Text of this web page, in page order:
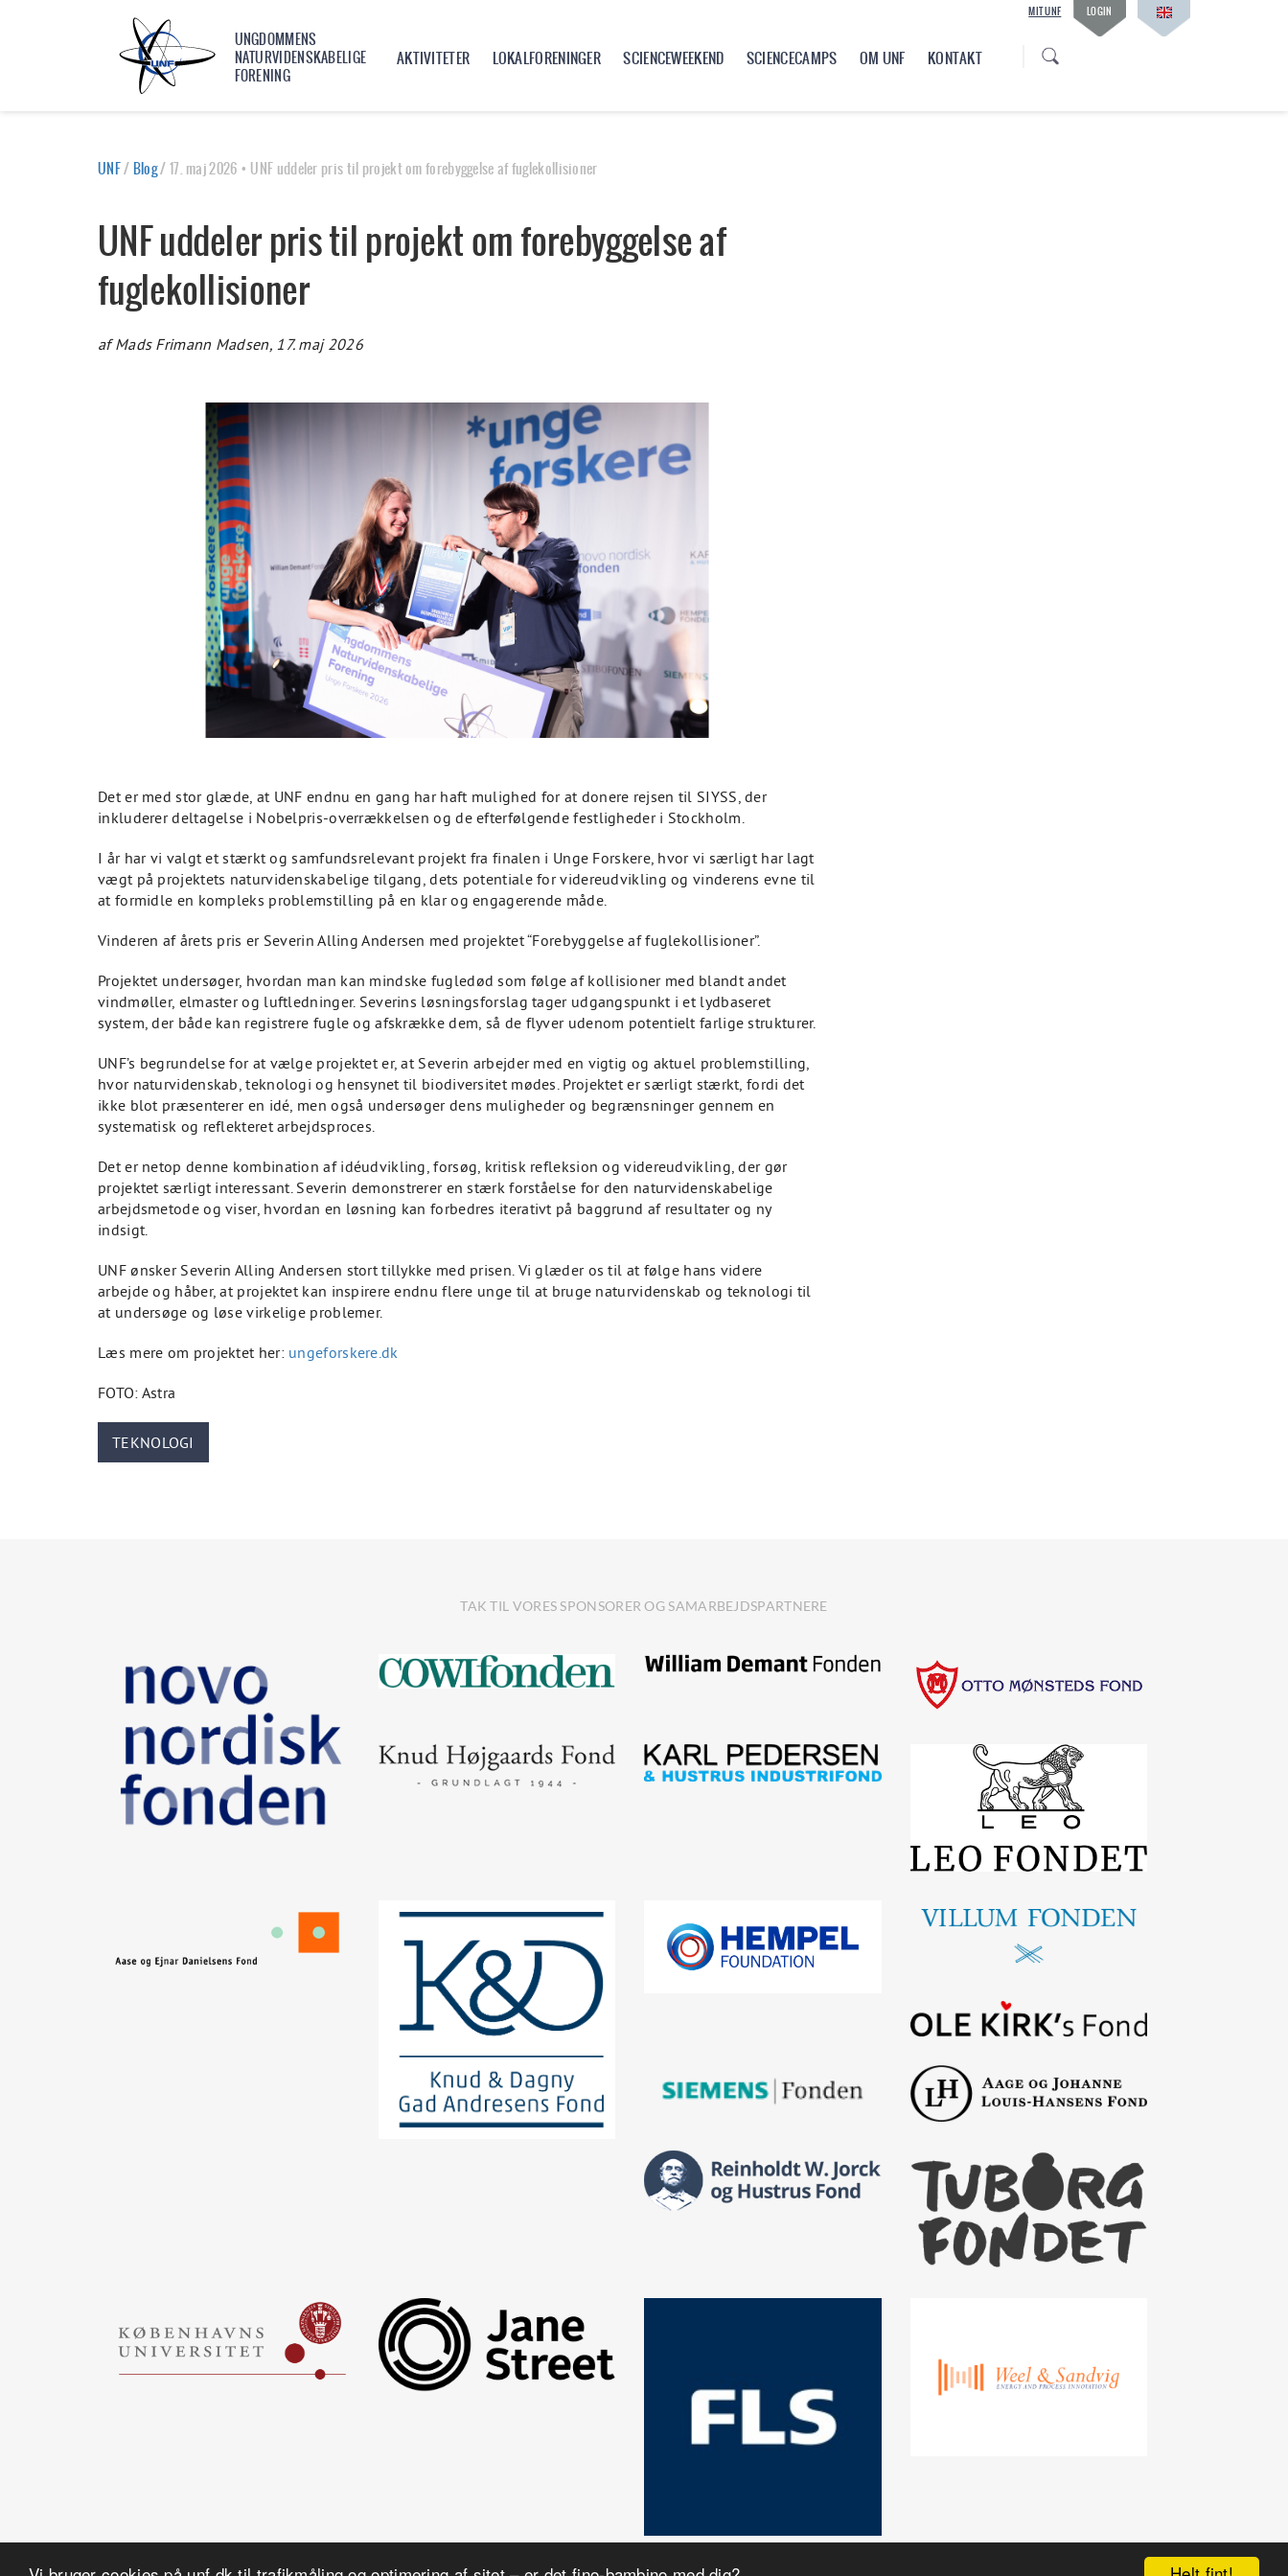
UNGDOMMENS
NATURVIDENSKABELIGE
FORENING
AKTIVITETER LOKALFORENINGER SCIENCEWEEKEND SCIENCECAMPS OM UNF KONTAKT
MIT UNF LOGIN
UNF/Blog/17. maj 2026 • UNF uddeler pris til projekt om forebyggelse af fuglekollisioner
UNF uddeler pris til projekt om forebyggelse af
fuglekollisioner
af Mads Frimann Madsen, 17. maj 2026
Det er med stor glæde, at UNF endnu en gang har haft mulighed for at donere rejsen til SIYSS, der
inkluderer deltagelse i Nobelpris-overrækkelsen og de efterfølgende festligheder i Stockholm.
I år har vi valgt et stærkt og samfundsrelevant projekt fra finalen i Unge Forskere, hvor vi særligt har lagt
vægt på projektets naturvidenskabelige tilgang, dets potentiale for videreudvikling og vinderens evne til
at formidle en kompleks problemstilling på en klar og engagerende måde.
Vinderen af årets pris er Severin Alling Andersen med projektet “Forebyggelse af fuglekollisioner”.
Projektet undersøger, hvordan man kan mindske fugledød som følge af kollisioner med blandt andet
vindmøller, elmaster og luftledninger. Severins løsningsforslag tager udgangspunkt i et lydbaseret
system, der både kan registrere fugle og afskrække dem, så de flyver udenom potentielt farlige strukturer.
UNF’s begrundelse for at vælge projektet er, at Severin arbejder med en vigtig og aktuel problemstilling,
hvor naturvidenskab, teknologi og hensynet til biodiversitet mødes. Projektet er særligt stærkt, fordi det
ikke blot præsenterer en idé, men også undersøger dens muligheder og begrænsninger gennem en
systematisk og reflekteret arbejdsproces.
Det er netop denne kombination af idéudvikling, forsøg, kritisk refleksion og videreudvikling, der gør
projektet særligt interessant. Severin demonstrerer en stærk forståelse for den naturvidenskabelige
arbejdsmetode og viser, hvordan en løsning kan forbedres iterativt på baggrund af resultater og ny
indsigt.
UNF ønsker Severin Alling Andersen stort tillykke med prisen. Vi glæder os til at følge hans videre
arbejde og håber, at projektet kan inspirere endnu flere unge til at bruge naturvidenskab og teknologi til
at undersøge og løse virkelige problemer.
Læs mere om projektet her: ungeforskere.dk
FOTO: Astra
TEKNOLOGI
TAK TIL VORES SPONSORER OG SAMARBEJDSPARTNERE